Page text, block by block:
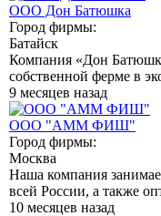
ООО Дон Батюшка
Город фирмы:
Батайск
Компания «Дон
собственной ферме в
9 месяцев назад
ООО "АММ ФИШ"
Город фирмы:
Москва
Наша компания
всей России, а также
10 месяцев назад